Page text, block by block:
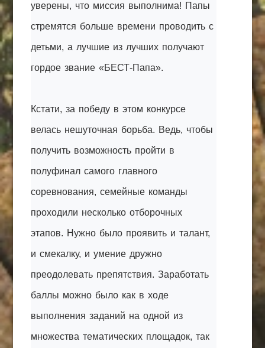
уверены, что миссия выполнима! Папы
стремятся больше времени проводить с
детьми, а лучшие из лучших получают
гордое звание «БЕСТ-Папа».
Кстати, за победу в этом конкурсе
велась нешуточная борьба. Ведь, чтобы
получить возможность пройти в
полуфинал самого главного
соревнования, семейные команды
проходили несколько отборочных
этапов. Нужно было проявить и талант,
и смекалку, и умение дружно
преодолевать препятствия. Заработать
баллы можно было как в ходе
выполнения заданий на одной из
множества тематических площадок, так